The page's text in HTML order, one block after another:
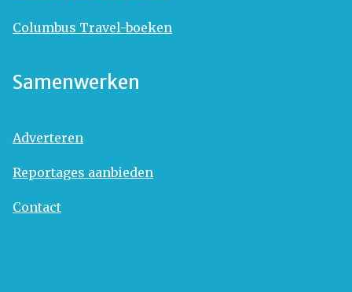
Columbus Travel-boeken
Samenwerken
Adverteren
Reportages aanbieden
Contact